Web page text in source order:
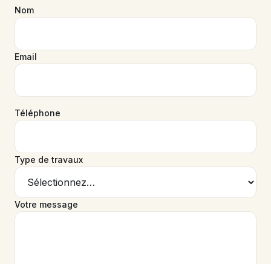
Nom
Email
Téléphone
Type de travaux
Votre message